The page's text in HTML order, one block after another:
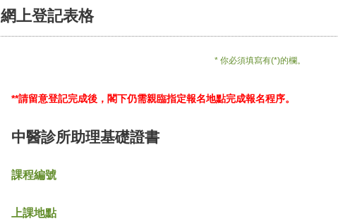
網上登記表格
* 你必須填寫有(*)的欄。
**請留意登記完成後，閣下仍需親臨指定報名地點完成報名程序。
中醫診所助理基礎證書
課程編號
上課地點